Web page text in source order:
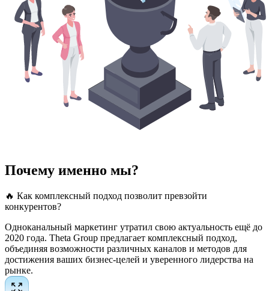
Почему именно мы?
🔥 Как комплексный подход позволит превзойти
конкурентов?
Одноканальный маркетинг утратил свою актуальность ещё до
2020 года. Theta Group предлагает комплексный подход,
объединяя возможности различных каналов и методов для
достижения ваших бизнес-целей и уверенного лидерства на
рынке.